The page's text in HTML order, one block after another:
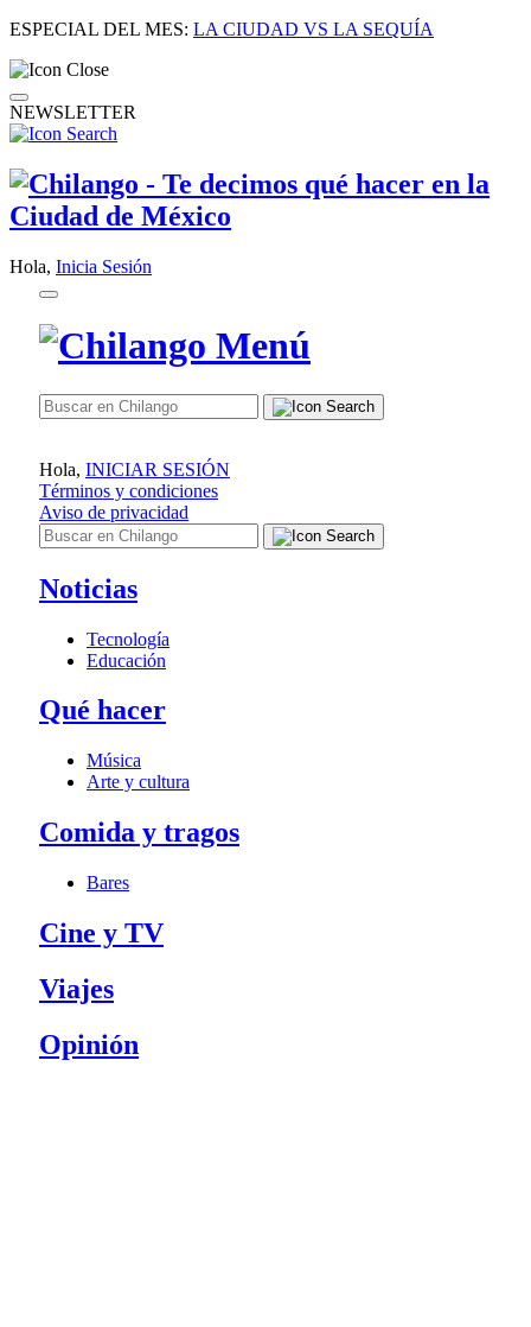
ESPECIAL DEL MES: LA CIUDAD VS LA SEQUÍA
NEWSLETTER
Hola, Inicia Sesión
Hola, INICIAR SESIÓN
Términos y condiciones
Aviso de privacidad
Noticias
Tecnología
Educación
Qué hacer
Música
Arte y cultura
Comida y tragos
Bares
Cine y TV
Viajes
Opinión